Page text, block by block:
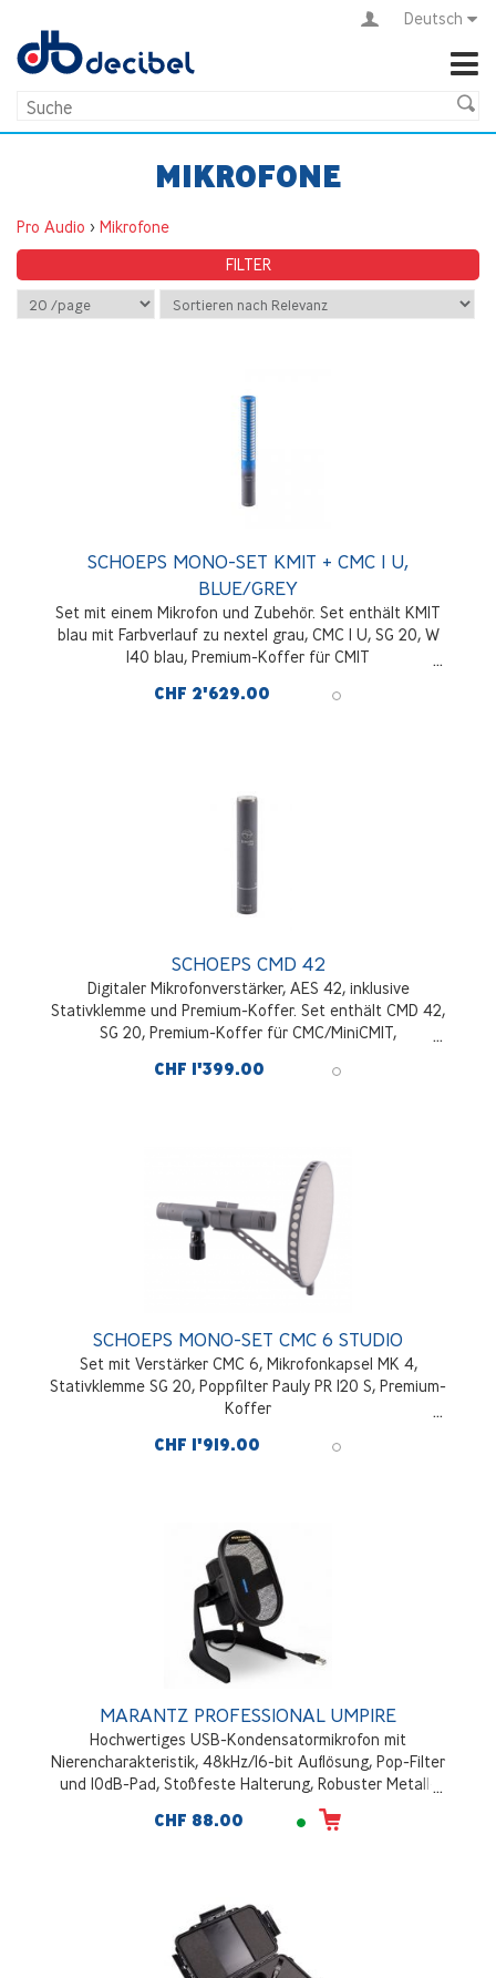
Deutsch
MIKROFONE
Pro Audio > Mikrofone
FILTER
SCHOEPS MONO-SET KMIT + CMC 1 U,
BLUE/GREY
Set mit einem Mikrofon und Zubehör. Set enthält KMIT
blau mit Farbverlauf zu nextel grau, CMC 1 U, SG 20, W
140 blau, Premium-Koffer für CMIT
CHF 2'629.00
SCHOEPS CMD 42
Digitaler Mikrofonverstärker, AES 42, inklusive
Stativklemme und Premium-Koffer. Set enthält CMD 42,
SG 20, Premium-Koffer für CMC/MiniCMIT,
CHF 1'399.00
SCHOEPS MONO-SET CMC 6 STUDIO
Set mit Verstärker CMC 6, Mikrofonkapsel MK 4,
Stativklemme SG 20, Poppfilter Pauly PR 120 S, Premium-
Koffer
CHF 1'919.00
MARANTZ PROFESSIONAL UMPIRE
Hochwertiges USB-Kondensatormikrofon mit
Nierencharakteristik, 48kHz/16-bit Auflösung, Pop-Filter
und 10dB-Pad, Stoßfeste Halterung, Robuster Metall-
CHF 88.00